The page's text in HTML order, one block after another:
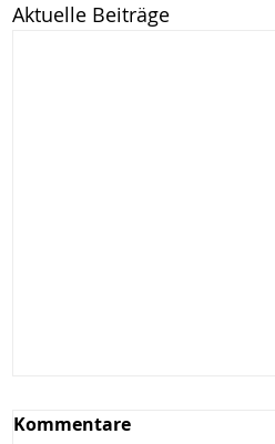
Aktuelle Beiträge
Kommentare